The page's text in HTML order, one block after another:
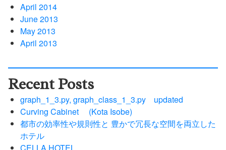
April 2014
June 2013
May 2013
April 2013
Recent Posts
graph_1_3.py, graph_class_1_3.py updated
Curving Cabinet (Kota Isobe)
都市の効率性や規則性と 豊かで冗長な空間を両立した
ホテル